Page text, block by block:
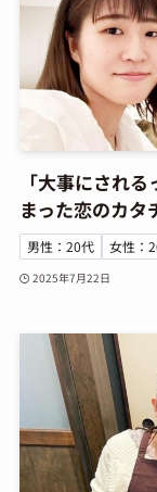
「大事にされ
まった恋のカタ
男性：20代 女性：
2025年7月22日